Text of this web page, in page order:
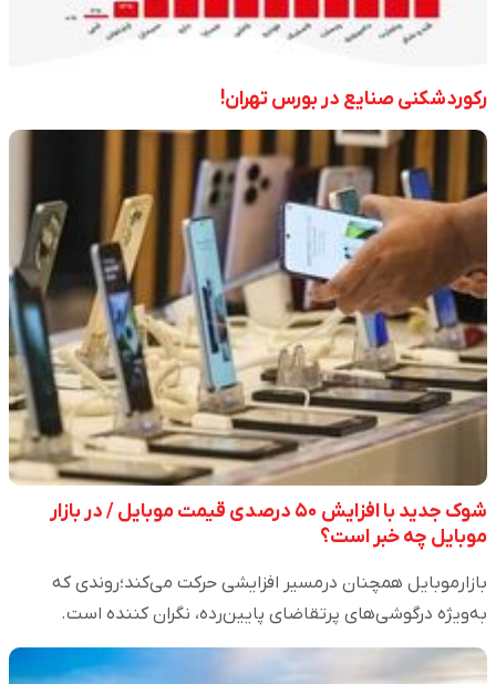
رکوردشکنی صنایع در بورس تهران!
شوک جدید با افزایش ۵۰ درصدی قیمت موبایل / در بازار
موبایل چه خبر است؟
بازارموبایل همچنان درمسیر افزایشی حرکت می‌کند؛روندی که
به‌ویژه درگوشی‌های پرتقاضای پایین‌رده، نگران کننده است.